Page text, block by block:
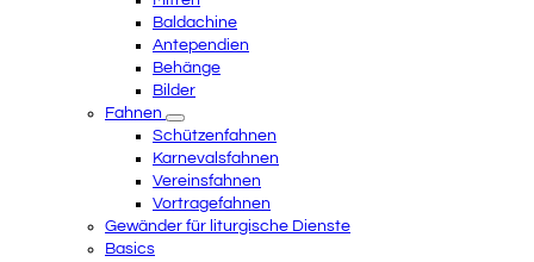
Baldachine
Antependien
Behänge
Bilder
Fahnen
Schützenfahnen
Karnevalsfahnen
Vereinsfahnen
Vortragefahnen
Gewänder für liturgische Dienste
Basics